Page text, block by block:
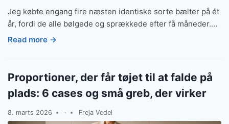
Jeg købte engang fire næsten identiske sorte bælter på ét
år, fordi de alle bølgede og sprækkede efter få måneder.…
Read more →
Proportioner, der får tøjet til at falde på
plads: 6 cases og små greb, der virker
8. marts 2026 · Freja Vedel